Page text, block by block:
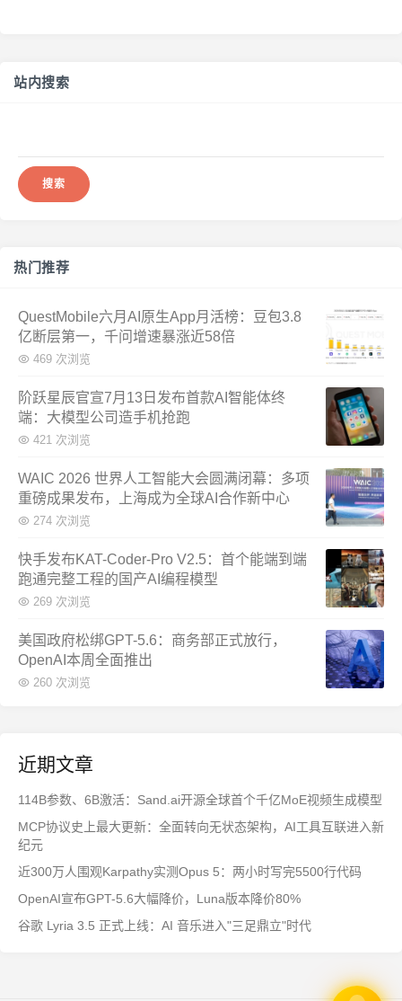
站内搜索
热门推荐
QuestMobile六月AI原生App月活榜：豆包3.8
亿断层第一，千问增速暴涨近58倍
469 次浏览
阶跃星辰官宣7月13日发布首款AI智能体终
端：大模型公司造手机抢跑
421 次浏览
WAIC 2026 世界人工智能大会圆满闭幕：多项
重磅成果发布，上海成为全球AI合作新中心
274 次浏览
快手发布KAT-Coder-Pro V2.5：首个能端到端
跑通完整工程的国产AI编程模型
269 次浏览
美国政府松绑GPT-5.6：商务部正式放行，
OpenAI本周全面推出
260 次浏览
近期文章
114B参数、6B激活：Sand.ai开源全球首个千亿MoE视频生成模型
MCP协议史上最大更新：全面转向无状态架构，AI工具互联进入新
纪元
近300万人围观Karpathy实测Opus 5：两小时写完5500行代码
OpenAI宣布GPT-5.6大幅降价，Luna版本降价80%
谷歌 Lyria 3.5 正式上线：AI 音乐进入"三足鼎立"时代